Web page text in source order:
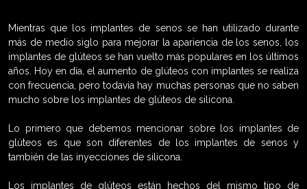
Mientras que los implantes de senos se han utilizado durante
más de medio siglo para mejorar la apariencia de los senos, los
implantes de glúteos se han vuelto más populares en los últimos
años. Hoy en día, el aumento de glúteos con implantes se realiza
con frecuencia, pero todavía hay muchas personas que no saben
mucho sobre los implantes de glúteos de silicona.
Lo primero que debemos mencionar sobre los implantes de
glúteos es que son diferentes de los implantes de senos y
también de las inyecciones de silicona.
Los implantes de glúteos están hechos del mismo tipo de